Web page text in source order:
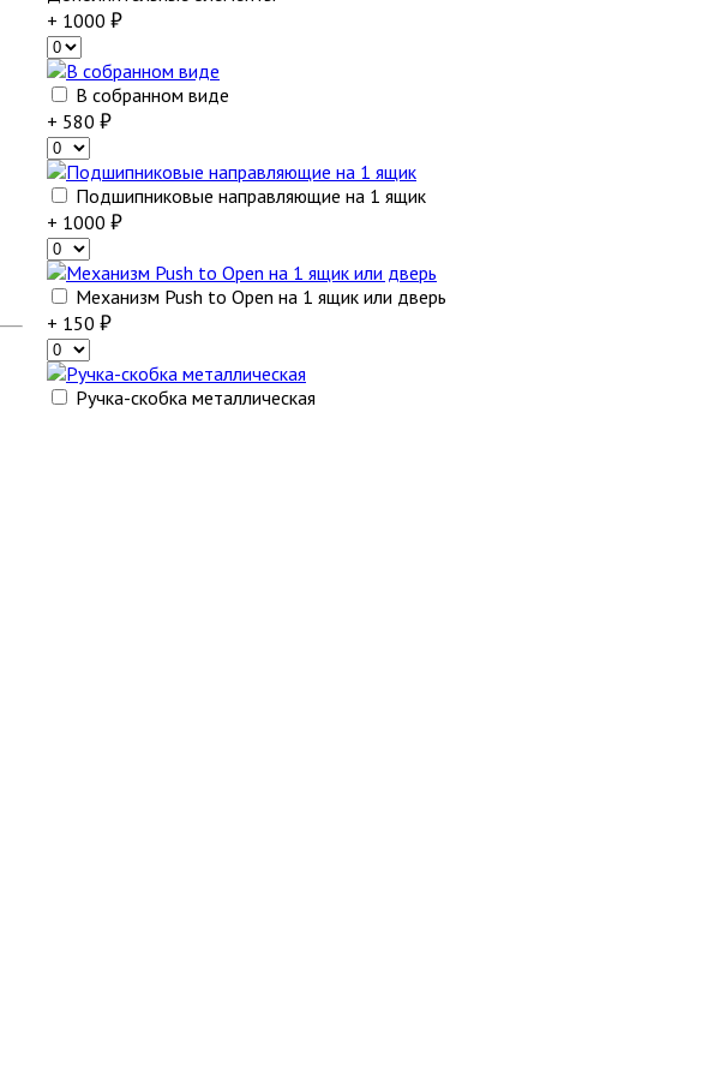
+ 1000
В собранном виде
+ 580
Подшипниковые направляющие на 1 ящик
+ 1000
Механизм Push to Open на 1 ящик или дверь
+ 150
Ручка-скобка металлическая